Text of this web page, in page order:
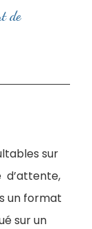
de
sur
d’attente,
un format
sur un